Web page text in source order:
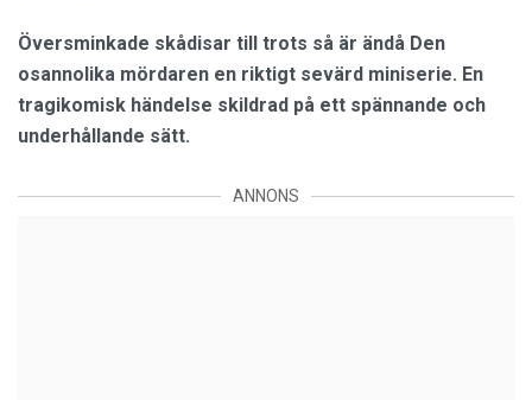
Översminkade skådisar till trots så är ändå Den
osannolika mördaren en riktigt sevärd miniserie. En
tragikomisk händelse skildrad på ett spännande och
underhållande sätt.
ANNONS